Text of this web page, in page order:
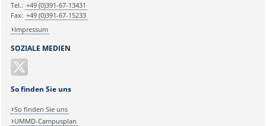
SOZIALE MEDIEN
Tel.: +49 (0)391-67-13431
Fax: +49 (0)391-67-15233
Impressum
So finden Sie uns
So finden Sie uns
UMMD-Campusplan